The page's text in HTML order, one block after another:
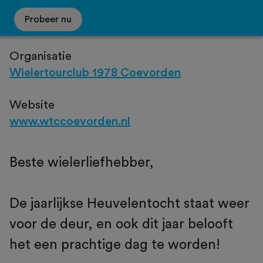
Probeer nu
Organisatie
Wielertourclub 1978 Coevorden
Website
www.wtccoevorden.nl
Beste wielerliefhebber,
De jaarlijkse Heuvelentocht staat weer
voor de deur, en ook dit jaar belooft
het een prachtige dag te worden!